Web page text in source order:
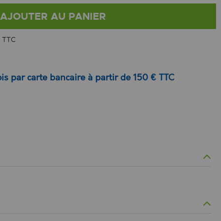
AJOUTER AU PANIER
par carte bancaire à partir de 150 € TTC